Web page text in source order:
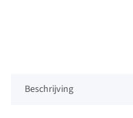
Beschrijving